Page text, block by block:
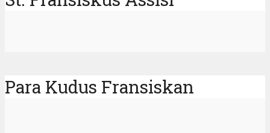
Para Kudus Fransiskan